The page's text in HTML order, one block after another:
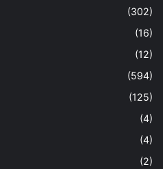
(302)
(16)
(12)
(594)
(125)
(4)
(4)
(2)